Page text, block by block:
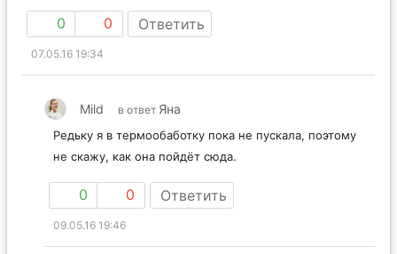
0 0 Ответить
07.05.16 19:34
Mild в ответ Яна
Редьку я в термообаботку пока не пускала, поэтому
не скажу, как она пойдёт сюда.
0 0 Ответить
09.05.16 19:46